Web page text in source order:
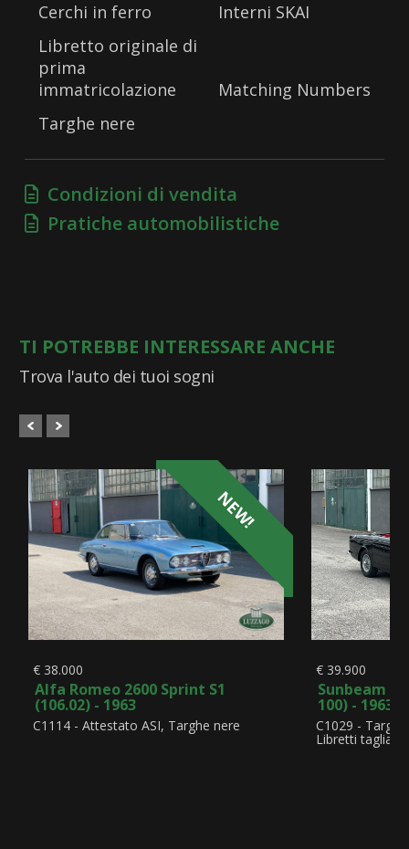
Cerchi in ferro
Interni SKAI
Libretto originale di
prima
immatricolazione
Matching Numbers
Targhe nere
Condizioni di vendita
Pratiche automobilistiche
TI POTREBBE INTERESSARE ANCHE
Trova l'auto dei tuoi sogni
NEW!
€ 38.000
Alfa Romeo 2600 Sprint S1
(106.02) - 1963
C1114 - Attestato ASI, Targhe nere
€ 39.900
Sunbeam
100) - 1963
C1029 -
Libretti